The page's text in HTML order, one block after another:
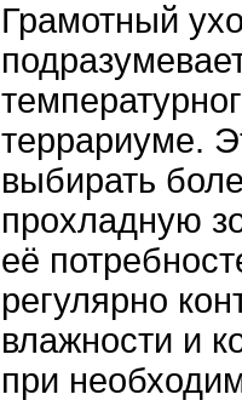
Грамотный
террариуме.
выбирать
прохладную
её
регулярно
влажности и
при